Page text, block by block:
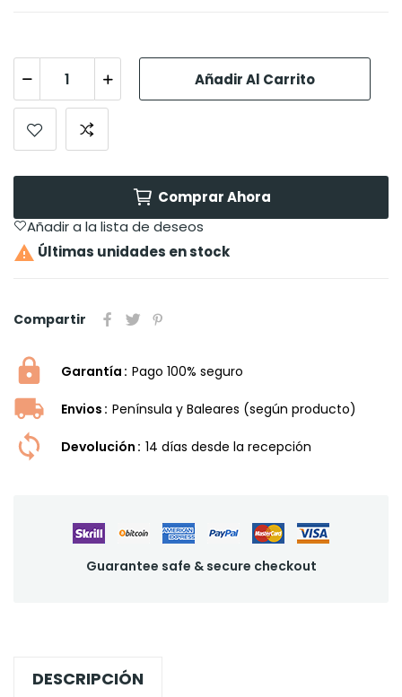
Añadir Al Carrito
Comprar Ahora
Añadir a la lista de deseos
 Últimas unidades en stock
Compartir
Garantía Pago 100% seguro
Envios Península y Baleares (según producto)
Devolución 14 dí­as desde la recepción
Guarantee safe & secure checkout
DESCRIPCIÓN